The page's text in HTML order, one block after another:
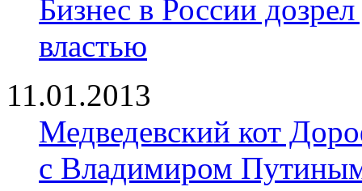
Бизнес в России
властью
11.01.2013
Медведевский кот
с Владимиром